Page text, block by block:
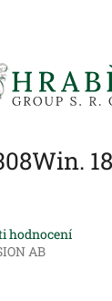
hodnocení
AB